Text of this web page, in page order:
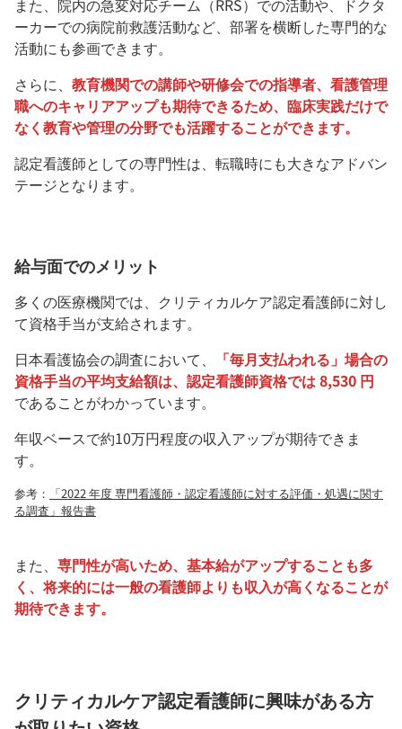
また、院内の急変対応チーム（RRS）での活動や、ドクタ
ーカーでの病院前救護活動など、部署を横断した専門的な
活動にも参画できます。
さらに、 教育機関での講師や研修会での指導者、看護管理
職へのキャリアアップも期待できるため、臨床実践だけで
なく教育や管理の分野でも活躍することができます。
認定看護師としての専門性は、転職時にも大きなアドバン
テージとなります。
給与面でのメリット
多くの医療機関では、クリティカルケア認定看護師に対し
て資格手当が支給されます。
日本看護協会の調査において、
「毎月支払われる」場合の
資格手当の平均支給額は、認定看護師資格では 8,530 円
であることがわかっています。
年収ベースで約10万円程度の収入アップが期待できま
す。
参考：
「2022 年度 専門看護師・認定看護師に対する評価・処遇に関す
る調査」報告書
また、 専門性が高いため、基本給がアップすることも多
く、将来的には一般の看護師よりも収入が高くなることが
期待できます。
クリティカルケア認定看護師に興味がある方